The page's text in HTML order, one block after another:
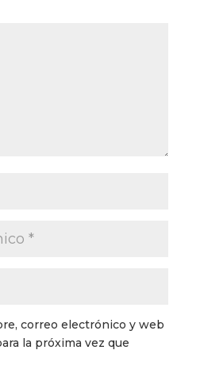
correo electrónico y web
la próxima vez que